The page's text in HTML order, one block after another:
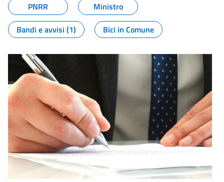
PNRR
Ministro
Bandi e avvisi (1)
Bici in Comune